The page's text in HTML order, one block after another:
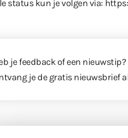
status kun je volgen via:
je feedback of een nieuwstip?
je de gratis nieuwsbrief